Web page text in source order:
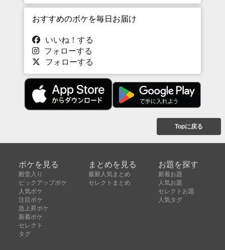
おすすめのボケを毎日お届け
いいね！する
フォローする
フォローする
Topに戻る
ボケを見る
殿堂入り
ピックアップボケ
人気ボケ
注目ボケ
急上昇ボケ
新着ボケ
セレクト
タグ
まとめを見る
最新人気まとめ
セレクトまとめ
お題を探す
新着お題
人気お題
セレクトお題
人気タグ